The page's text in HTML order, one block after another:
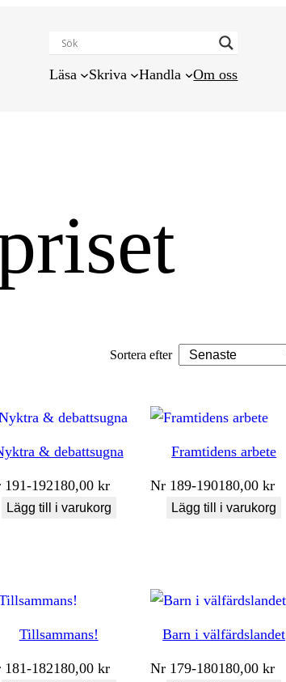
Läsa Skriva Handla Om oss
Sortera efter
& debattsugna
191-192180,00 kr
Lägg till i varukorg
Framtidens arbete
Nr 189-190180,00kr
Lägg till i varukorg
Tillsammans!
181-182180,00 kr
Barn i välfärdslandet
Nr 179-180180,00kr